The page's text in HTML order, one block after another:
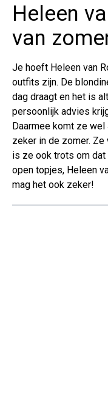
Heleen
van
Je hoeft Heleen van
outfits zijn. De
dag draagt en het is
persoonlijk advies
Daarmee komt ze
zeker in de zomer. Ze
is ze ook trots om dat
open topjes, Heleen
mag het ook zeker!